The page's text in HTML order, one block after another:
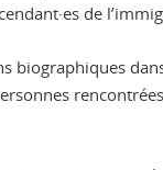
de
biographiques